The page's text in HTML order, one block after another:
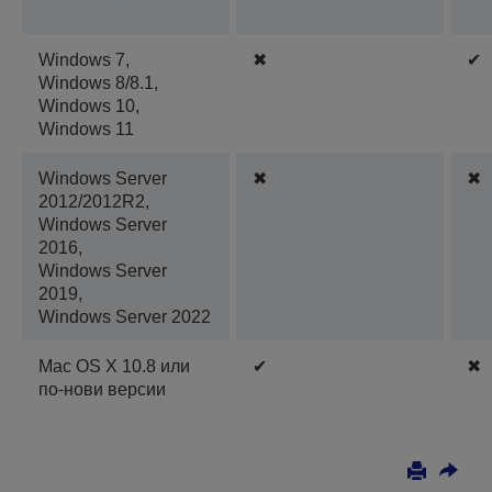
Windows 7,
Windows 8/8.1,
Windows 10,
Windows 11
✖ ✔
Windows Server
2012/2012R2,
Windows Server
2016,
Windows Server
2019,
Windows Server 2022
✖ ✖
Mac OS X 10.8 или
по-нови версии
✔ ✖